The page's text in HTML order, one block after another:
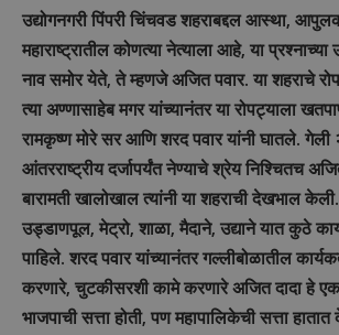
उद्योगनगरी पिंपरी चिंचवड शहराबद्दल आस्था,
महाराष्ट्रातील कोणत्या नेत्याला आहे, या
नाव समोर येते, ते म्हणजे अजित पवार. या शहराचे
त्या अण्णासाहेब मगर यांच्यानंतर या रोपट्याला
रामकृष्ण मोरे सर आणि शरद पवार यांनी घातले. गेली
आंतरराष्ट्रीय दर्जापर्यंत नेण्याचे श्रेय निश्चितच
बारामती खालोखाल त्यांनी या शहराची देखभाल
उड्डाणपूल, मेट्रो, शाळा, मैदाने, उद्याने यात कुठे
पाहिले. शरद पवार यांच्यानंतर गल्लीबोळातील
करणारे, चुटकीसरशी कामे करणारे अजित दादा हे
भाजपाची सत्ता होती, पण महापालिकेची सत्ता